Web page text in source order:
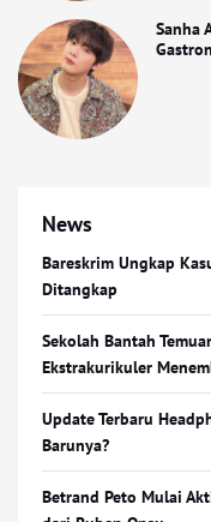
Sanha
News
Bareskrim Ungkap
Ditangkap
Sekolah Bantah
Ekstrakurikuler
Update Terbaru
Barunya?
Betrand Peto Mulai